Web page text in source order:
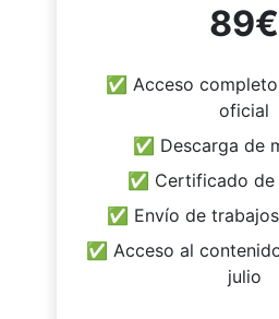
89€
✅ Acceso
oficial
✅ Descarga de
✅ Certificado de
✅ Envío de
✅ Acceso al
julio